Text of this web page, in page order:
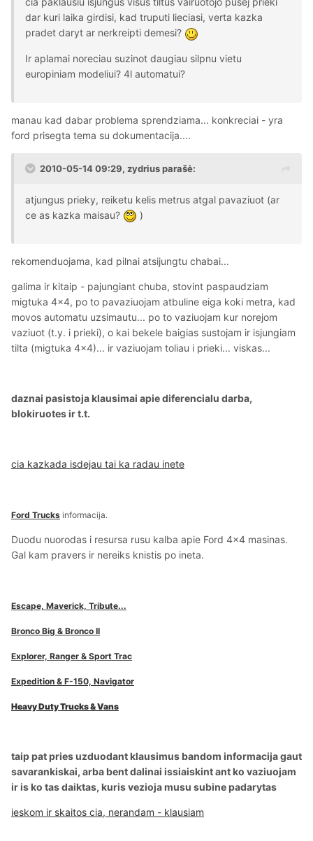
dar kuri laika girdisi, kad truputi lieciasi, verta kazka
pradet daryt ar nerkreipti demesi?
Ir aplamai noreciau suzinot daugiau silpnu vietu
europiniam modeliui? 4l automatui?
manau kad dabar problema sprendziama... konkreciai - yra
ford prisegta tema su dokumentacija....
2010-05-14 09:29, zydrius parašė:
atjungus prieky, reiketu kelis metrus atgal pavaziuot (ar
ce as kazka maisau?
)
rekomenduojama, kad pilnai atsijungtu chabai...
galima ir kitaip - pajungiant chuba, stovint paspaudziam
migtuka 4x4, po to pavaziuojam atbuline eiga koki metra, kad
movos automatu uzsimautu... po to vaziuojam kur norejom
vaziuot (t.y. i prieki), o kai bekele baigias sustojam ir isjungiam
tilta (migtuka 4x4)... ir vaziuojam toliau i prieki... viskas...
daznai pasistoja klausimai apie diferencialu darba,
blokiruotes ir t.t.
cia kazkada isdejau tai ka radau inete
Ford Trucks informacija.
Duodu nuorodas i resursa rusu kalba apie Ford 4x4 masinas.
Gal kam pravers ir nereiks knistis po ineta.
Escape, Maverick, Tribute...
Bronco Big & Bronco II
Explorer, Ranger & Sport Trac
Expedition & F-150, Navigator
Heavy Duty Trucks & Vans
taip pat pries uzduodant klausimus bandom informacija gaut
savarankiskai, arba bent dalinai issiaiskint ant ko vaziuojam
ir is ko tas daiktas, kuris vezioja musu subine padarytas
ieskom ir skaitos cia, nerandam - klausiam